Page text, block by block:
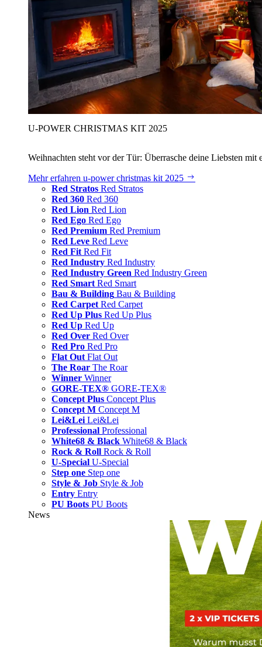
U‑POWER CHRISTMAS KIT 2025
Weihnachten steht vor der Tür: Überrasche deine Liebsten
Mehr erfahren u‑power christmas kit 2025
Red Stratos Red Stratos
Red 360 Red 360
Red Lion Red Lion
Red Ego Red Ego
Red Premium Red Premium
Red Leve Red Leve
Red Fit Red Fit
Red Industry Red Industry
Red Industry Green Red Industry Green
Red Smart Red Smart
Bau & Building Bau & Building
Red Carpet Red Carpet
Red Up Plus Red Up Plus
Red Up Red Up
Red Over Red Over
Red Pro Red Pro
Flat Out Flat Out
The Roar The Roar
Winner Winner
GORE-TEX® GORE-TEX®
Concept Plus Concept Plus
Concept M Concept M
Lei&Lei Lei&Lei
Professional Professional
White68 & Black White68 & Black
Rock & Roll Rock & Roll
U-Special U-Special
Step one Step one
Style & Job Style & Job
Entry Entry
PU Boots PU Boots
News